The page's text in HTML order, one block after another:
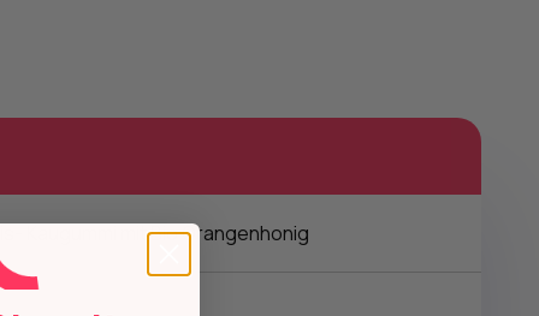
Kaugummi mit Bio Orangenhonig